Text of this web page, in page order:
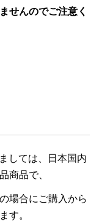
せんのでご注意く
しては、日本国内
商品で、
場合にご購入から
す。